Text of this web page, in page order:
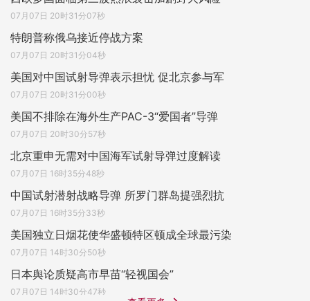
07月07日 20时31分07秒
特朗普称俄乌接近停战方案
07月07日 20时31分04秒
美国对中国试射导弹表示担忧 促北京参与军
07月07日 20时31分00秒
美国不排除在海外生产PAC-3“爱国者”导弹
07月07日 20时30分57秒
北京重申无需对中国海军试射导弹过度解读
07月07日 16时35分48秒
中国试射潜射战略导弹 所罗门群岛提强烈抗
07月07日 16时35分33秒
美国独立日烟花使华盛顿特区顿成全球最污染
07月07日 14时30分50秒
日本舆论质疑高市早苗“轻视国会”
07月07日 14时30分47秒